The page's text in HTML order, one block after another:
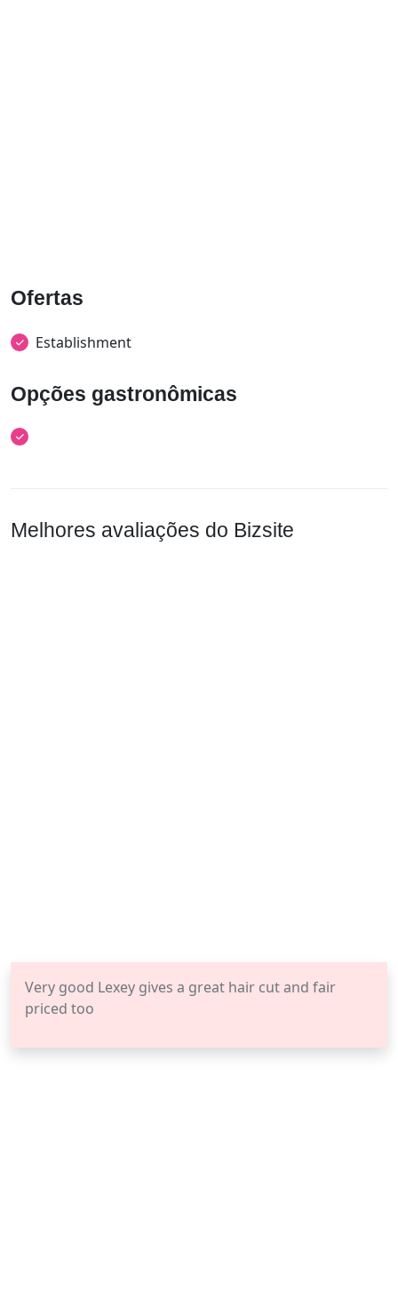
Ofertas
Establishment
Opções gastronômicas
Melhores avaliações do Bizsite
Very good Lexey gives a great hair cut and fair
priced too